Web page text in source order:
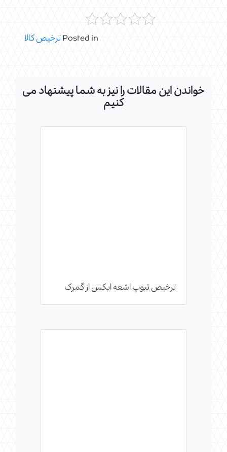
Posted inترخیص کالا
خواندن این مقالات را نیز به شما پیشنهاد می
کنیم
ترخیص تیوپ اشعه ایکس از گمرک